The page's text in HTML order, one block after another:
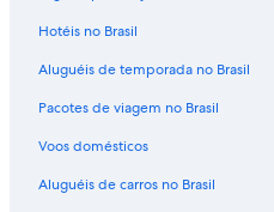
Hotéis no Brasil
Aluguéis de temporada no Brasil
Pacotes de viagem no Brasil
Voos domésticos
Aluguéis de carros no Brasil